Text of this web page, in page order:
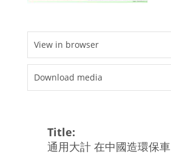
View in browser
Download media
Title:
通用大計 在中國造環保車